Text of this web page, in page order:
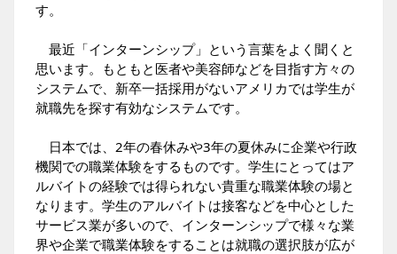
す。
最近「インターンシップ」という言葉をよく聞くと
思います。もともと医者や美容師などを目指す方々の
システムで、新卒一括採用がないアメリカでは学生が
就職先を探す有効なシステムです。
日本では、2年の春休みや3年の夏休みに企業や行政
機関での職業体験をするものです。学生にとってはア
ルバイトの経験では得られない貴重な職業体験の場と
なります。学生のアルバイトは接客などを中心とした
サービス業が多いので、インターンシップで様々な業
界や企業で職業体験をすることは就職の選択肢が広が